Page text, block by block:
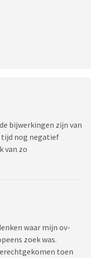
bijwerkingen zijn van
tijd nog negatief
van zo
waar mijn ov-
zoek was.
toen